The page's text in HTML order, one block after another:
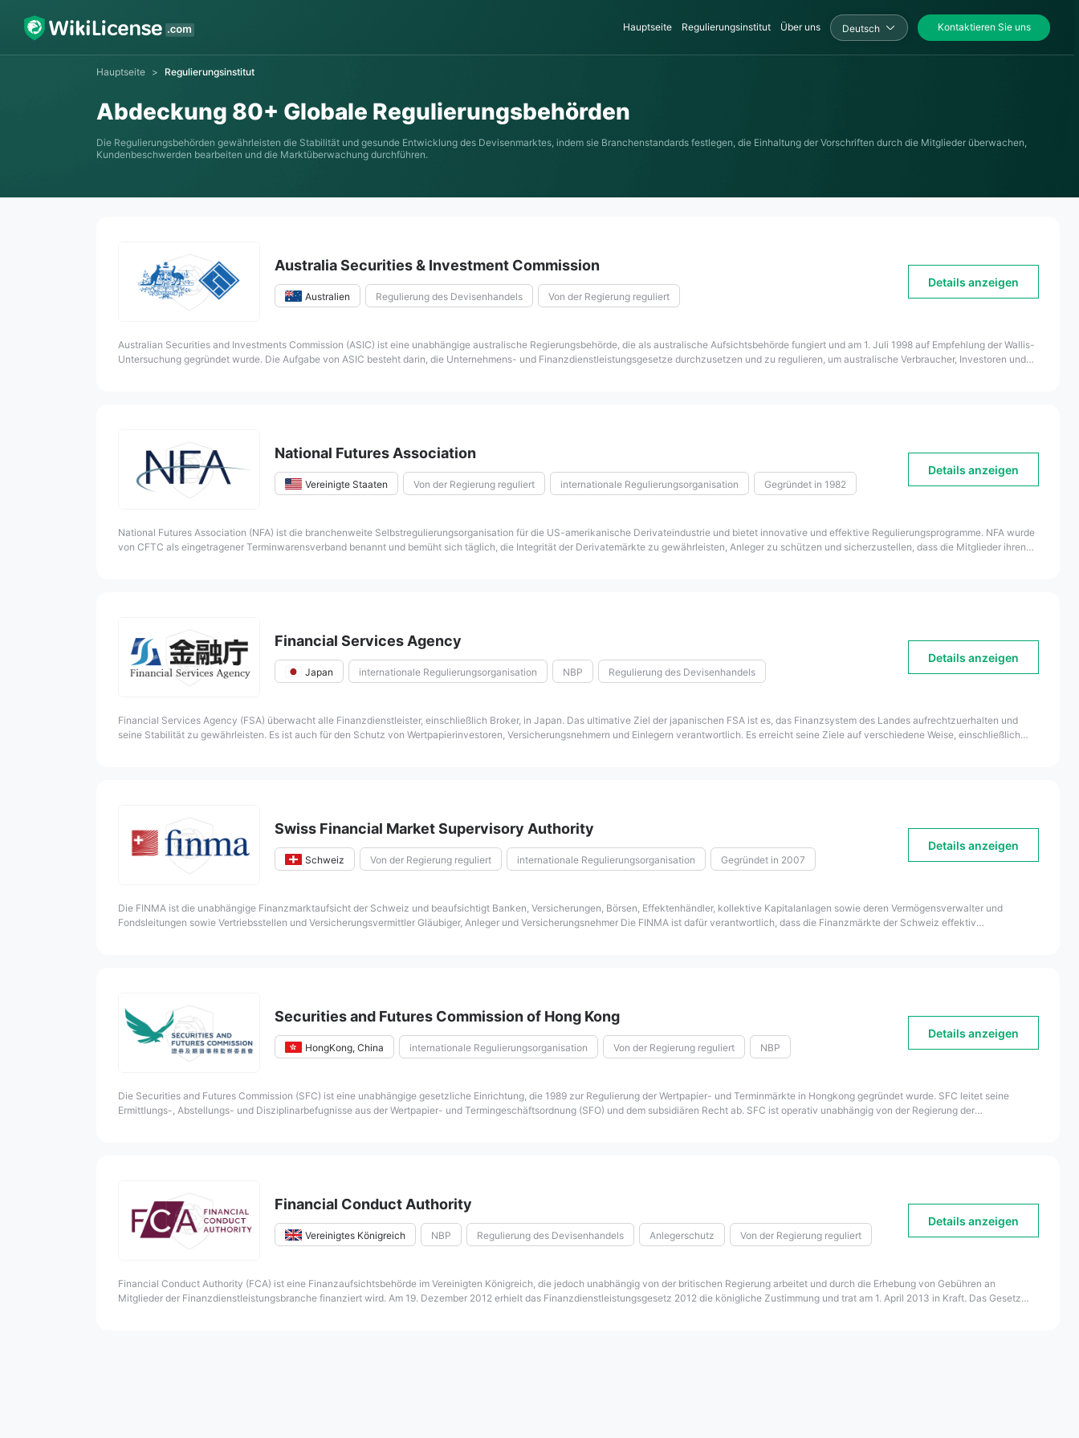
Hauptseite Regulierungsinstitut Über uns Deutsch Kontaktieren Sie uns
Hauptseite > Regulierungsinstitut
Abdeckung 80+ Globale Regulierungsbehörden
Die Regulierungsbehörden gewährleisten die Stabilität und gesunde Entwicklung des Devisenmarktes, indem sie Branchenstandards festlegen, die Einhaltung der Vorschriften durch die Mitglieder überwachen,
Kundenbeschwerden bearbeiten und die Marktüberwachung durchführen.
Australia Securities & Investment Commission
Australien Regulierung des Devisenhandels Von der Regierung reguliert
Details anzeigen
Australian Securities and Investments Commission (ASIC) ist eine unabhängige australische Regierungsbehörde, die als australische Aufsichtsbehörde fungiert und am 1. Juli 1998 auf Empfehlung der Wallis-
Untersuchung gegründet wurde. Die Aufgabe von ASIC besteht darin, die Unternehmens- und Finanzdienstleistungsgesetze durchzusetzen und zu regulieren, um australische Verbraucher, Investoren und
National Futures Association
Vereinigte Staaten Von der Regierung reguliert internationale Regulierungsorganisation Gegründet in 1982
Details anzeigen
National Futures Association (NFA) ist die branchenweite Selbstregulierungsorganisation für die US-amerikanische Derivateindustrie und bietet innovative und effektive Regulierungsprogramme. NFA wurde
von CFTC als eingetragener Terminwarensverband benannt und bemüht sich täglich, die Integrität der Derivatemärkte zu gewährleisten, Anleger zu schützen und sicherzustellen, dass die Mitglieder ihren
Financial Services Agency
Japan internationale Regulierungsorganisation NBP Regulierung des Devisenhandels
Details anzeigen
Financial Services Agency (FSA) überwacht alle Finanzdienstleister, einschließlich Broker, in Japan. Das ultimative Ziel der japanischen FSA ist es, das Finanzsystem des Landes aufrechtzuerhalten und
seine Stabilität zu gewährleisten. Es ist auch für den Schutz von Wertpapierinvestoren, Versicherungsnehmern und Einlegern verantwortlich. Es erreicht seine Ziele auf verschiedene Weise, einschließlich
Swiss Financial Market Supervisory Authority
Schweiz Von der Regierung reguliert internationale Regulierungsorganisation Gegründet in 2007
Details anzeigen
Die FINMA ist die unabhängige Finanzmarktaufsicht der Schweiz und beaufsichtigt Banken, Versicherungen, Börsen, Effektenhändler, kollektive Kapitalanlagen sowie deren Vermögensverwalter und
Fondsleitungen sowie Vertriebsstellen und Versicherungsvermittler Gläubiger, Anleger und Versicherungsnehmer Die FINMA ist dafür verantwortlich, dass die Finanzmärkte der Schweiz effektiv
Securities and Futures Commission of Hong Kong
HongKong, China internationale Regulierungsorganisation Von der Regierung reguliert NBP
Details anzeigen
Die Securities and Futures Commission (SFC) ist eine unabhängige gesetzliche Einrichtung, die 1989 zur Regulierung der Wertpapier- und Terminmärkte in Hongkong gegründet wurde. SFC leitet seine
Ermittlungs-, Abstellungs- und Disziplinarbefugnisse aus der Wertpapier- und Termingeschäftsordnung (SFO) und dem subsidiären Recht ab. SFC ist operativ unabhängig von der Regierung der
Financial Conduct Authority
Vereinigtes Königreich NBP Regulierung des Devisenhandels Anlegerschutz Von der Regierung reguliert
Details anzeigen
Financial Conduct Authority (FCA) ist eine Finanzaufsichtsbehörde im Vereinigten Königreich, die jedoch unabhängig von der britischen Regierung arbeitet und durch die Erhebung von Gebühren an
Mitglieder der Finanzdienstleistungsbranche finanziert wird. Am 19. Dezember 2012 erhielt das Finanzdienstleistungsgesetz 2012 die königliche Zustimmung und trat am 1. April 2013 in Kraft. Das Gesetz